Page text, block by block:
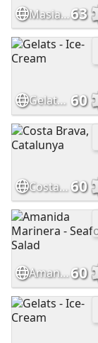
Masia a Ribes de Freser, Catalunya63
Gelats - Ice-Cream 60
Costa Brava, Catalunya60
Amanida Marinera - Seafood Salad60